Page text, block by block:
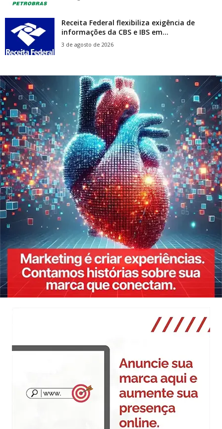
Receita Federal flexibiliza exigência de
informações da CBS e IBS em...
3 de agosto de 2026